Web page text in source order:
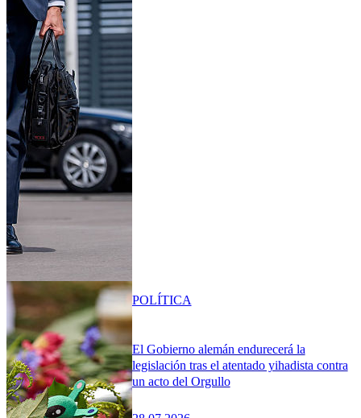
El Gobierno alemán endurecerá la
legislación tras el atentado yihadista contra
un acto del Orgullo
POLÍTICA